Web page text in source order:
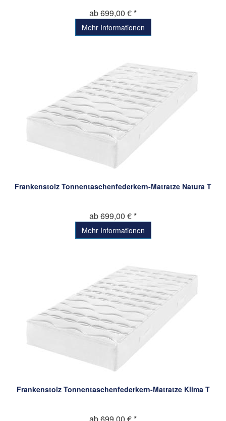
ab 699,00 € *
Mehr Informationen
Frankenstolz Tonnentaschenfederkern-Matratze Natura T
ab 699,00 € *
Mehr Informationen
Frankenstolz Tonnentaschenfederkern-Matratze Klima T